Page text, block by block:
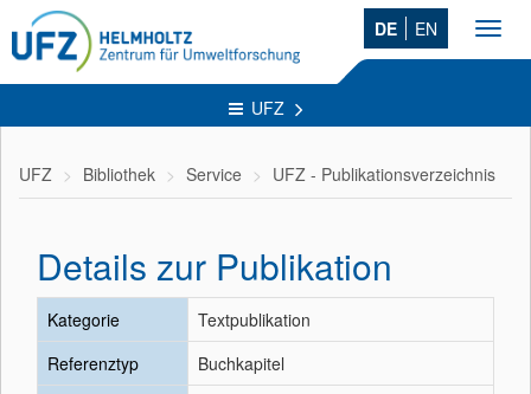
DE EN
UFZ
UFZ Bibliothek Service UFZ - Publikationsverzeichnis
Details zur Publikation
Kategorie
Textpublikation
Referenztyp
Buchkapitel